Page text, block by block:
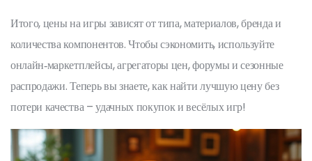
Итого, цены на игры зависят от типа, материалов, бренда и
количества компонентов. Чтобы сэкономить, используйте
онлайн‑маркетплейсы, агрегаторы цен, форумы и сезонные
распродажи. Теперь вы знаете, как найти лучшую цену без
потери качества – удачных покупок и весёлых игр!